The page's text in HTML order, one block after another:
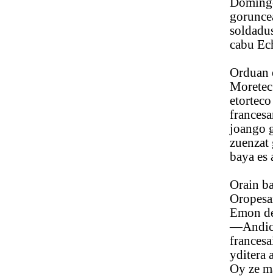
goruncean
cabu
Orduan
Moretec
etorteco
joango
zuenzat
baya es
Orain
Oropesari
Emon
francesaii
yditera
Oy ze